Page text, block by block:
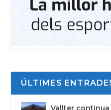
ÚLTIMES
Vallter continua